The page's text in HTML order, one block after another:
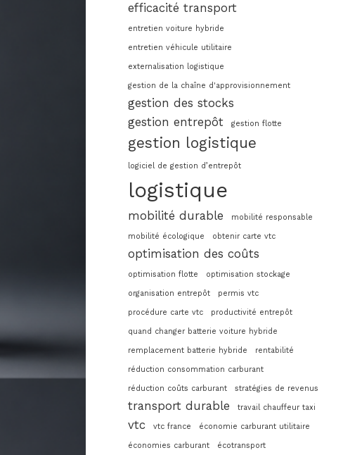
efficacité transport
entretien voiture hybride
entretien véhicule utilitaire
externalisation logistique
gestion de la chaîne d'approvisionnement
gestion des stocks
gestion entrepôt
gestion flotte
gestion logistique
logiciel de gestion d’entrepôt
logistique
mobilité durable mobilité responsable
mobilité écologique obtenir carte vtc
optimisation des coûts
optimisation flotte optimisation stockage
organisation entrepôt permis vtc
procédure carte vtc productivité entrepôt
quand changer batterie voiture hybride
remplacement batterie hybride rentabilité
réduction consommation carburant
réduction coûts carburant stratégies de revenus
transport durable travail chauffeur taxi
vtc vtc france économie carburant utilitaire
économies carburant écotransport